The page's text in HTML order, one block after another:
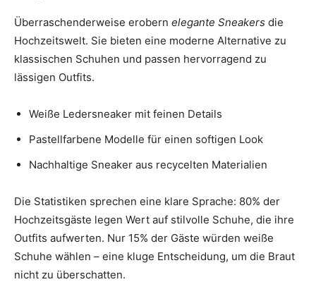
Überraschenderweise erobern elegante Sneakers die
Hochzeitswelt. Sie bieten eine moderne Alternative zu
klassischen Schuhen und passen hervorragend zu
lässigen Outfits.
Weiße Ledersneaker mit feinen Details
Pastellfarbene Modelle für einen softigen Look
Nachhaltige Sneaker aus recycelten Materialien
Die Statistiken sprechen eine klare Sprache: 80% der
Hochzeitsgäste legen Wert auf stilvolle Schuhe, die ihre
Outfits aufwerten. Nur 15% der Gäste würden weiße
Schuhe wählen – eine kluge Entscheidung, um die Braut
nicht zu überschatten.